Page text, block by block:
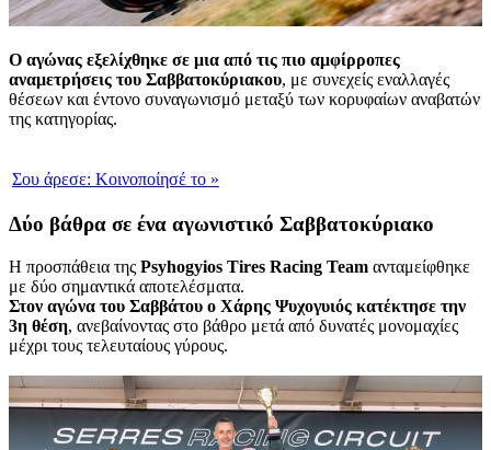
Ο αγώνας εξελίχθηκε σε μια από τις πιο αμφίρροπες
αναμετρήσεις του Σαββατοκύριακου, με συνεχείς εναλλαγές
θέσεων και έντονο συναγωνισμό μεταξύ των κορυφαίων αναβατών
της κατηγορίας.
Σου άρεσε: Κοινοποίησέ το »
Δύο βάθρα σε ένα αγωνιστικό Σαββατοκύριακο
Η προσπάθεια της Psyhogyios Tires Racing Team ανταμείφθηκε
με δύο σημαντικά αποτελέσματα.
Στον αγώνα του Σαββάτου ο Χάρης Ψυχογυιός κατέκτησε την
3η θέση, ανεβαίνοντας στο βάθρο μετά από δυνατές μονομαχίες
μέχρι τους τελευταίους γύρους.